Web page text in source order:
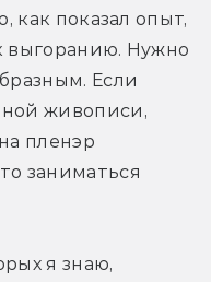
как показал опыт,
выгоранию. Нужно
Если
живописи,
пленэр
заниматься
я знаю,